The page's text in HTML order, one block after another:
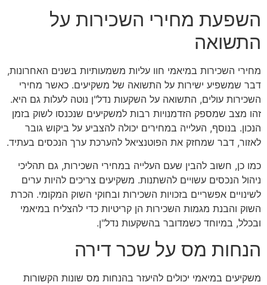
השפעת מחירי השכירות על
התשואה
מחירי השכירות במיאמי חוו עליות משמעותיות בשנים האחרונות,
דבר שמשפיע ישירות על התשואה של משקיעים. כאשר מחירי
השכירות עולים, התשואה על השקעות נדל"ן נוטה לעלות גם היא.
זהו מצב שמספק הזדמנויות רבות למשקיעים שנכנסו לשוק בזמן
הנכון. בנוסף, העלייה במחירים יכולה להצביע על ביקוש גובר
לאזור, דבר שמחזק את הפוטנציאל להערכת ערך הנכסים בעתיד.
כמו כן, חשוב להבין שעם העלייה במחירי השכירות, גם תהליכי
ניהול הנכסים עשויים להשתנות. משקיעים צריכים להיות ערים
לשינויים אפשריים בזכויות השכירות ובחוקי השוק המקומי. הכרת
השוק והבנת מגמות השכירות הן קריטיות כדי להצליח במיאמי
ובכלל, במיוחד כשמדובר בהשקעות נדל"ן.
הנחות מס על שכר דירה
משקיעים במיאמי יכולים להיעזר בהנחות מס שונות הקשורות